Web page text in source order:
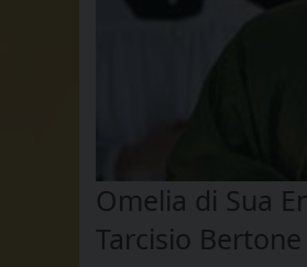
Omelia di Sua
Tarcisio Bertone